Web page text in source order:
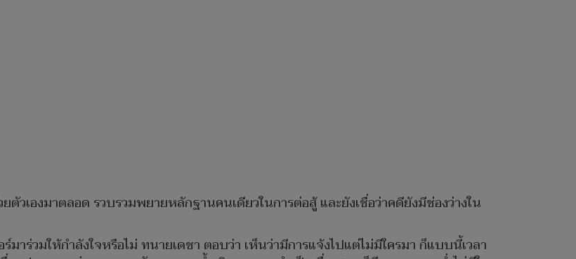
วเองมาตลอด รวบรวมพยายหลักฐานคนเดียวในการต่อสู้ และยังเชื่อว่าคดียังมีช่องว่างใน
มาร่วมให้กำลังใจหรือไม่ ทนายเดชา ตอบว่า เห็นว่ามีการแจ้งไปแต่ไม่มีใครมา ก็แบบนี้เวลา